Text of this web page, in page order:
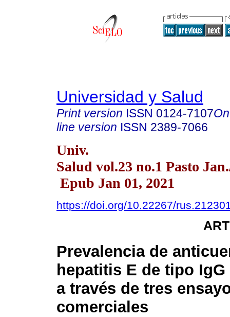
Universidad y Salud
Print version ISSN 0124-7107
line version ISSN 2389-7066
Univ.
Salud vol.23 no.1 Pasto
Epub Jan 01, 2021
https://doi.org/10.22267/
Prevalencia de
hepatitis E de tipo
a través de tres
comerciales